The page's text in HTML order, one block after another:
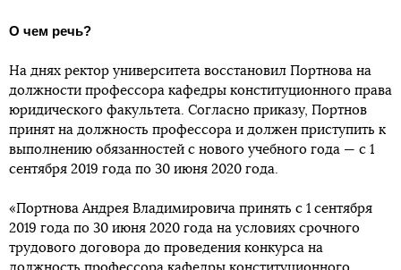
О чем речь?
На днях ректор университета восстановил Портнова на
должности профессора кафедры конституционного права
юридического факультета. Согласно приказу, Портнов
принят на должность профессора и должен приступить к
выполнению обязанностей с нового учебного года — с 1
сентября 2019 года по 30 июня 2020 года.
«Портнова Андрея Владимировича принять с 1 сентября
2019 года по 30 июня 2020 года на условиях срочного
трудового договора до проведения конкурса на